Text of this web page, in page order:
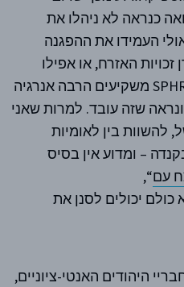
כנראה לא ניהלו את
העמידו את ההפגנה
האזרח, או אפילו
אקטיביזם לשינויי אקלים. SPHR משקיעים הרבה אנרגיה
שזה עובד. למרות שאני
להשוות בין לאומיות
– ומדוע אין בסיס
עם“,
כולם יכולים לסנן את
היהודים האנטי-ציוניים,